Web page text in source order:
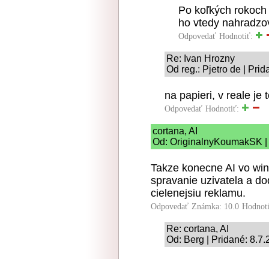
Po koľkých
ho vtedy
Odpovedať Hodnotiť:
Re: Ivan Hrozny
Od reg.: Pjetro de |
na papieri, v reale je
Odpovedať Hodnotiť:
cortana, AI
Od: OriginalnyKoumakSK
Takze konecne AI vo
spravanie uzivatela a
cielenejsiu reklamu.
Odpovedať Známka: 10.0
Re: cortana, AI
Od: Berg | Pridané: